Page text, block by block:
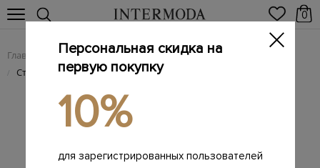
0
Главная Мужчинам / Одежда / Пуховики
/ Стеганый пуховик из нейлона Econyl® с линзами Goggle
Персональная скидка на
первую покупку
10%
для зарегистрированных пользователей